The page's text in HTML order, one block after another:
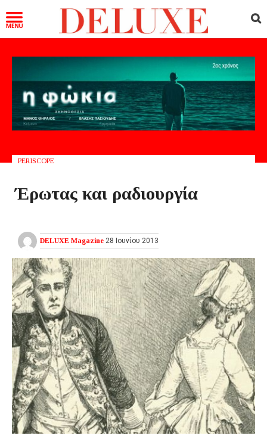
PERISCOPE
Έρωτας και ραδιουργία
DELUXE Magazine 28 Ιουνίου 2013